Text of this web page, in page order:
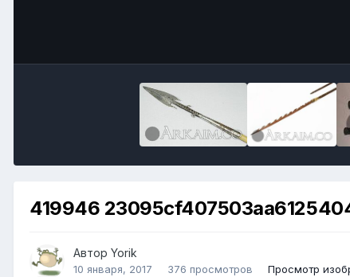
419946
Автор Yorik
10 января, 2017 376 просмотров Просмотр